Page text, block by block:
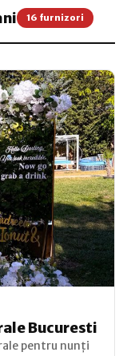
16 furnizori
Bucuresti
pentru nunți